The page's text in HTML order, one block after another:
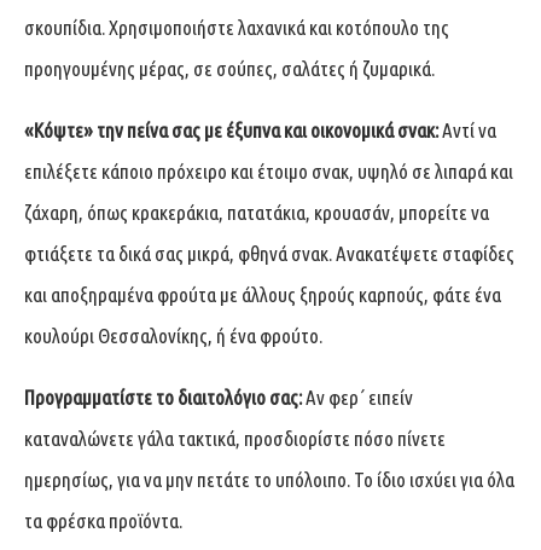
σκουπίδια. Χρησιμοποιήστε λαχανικά και κοτόπουλο της
προηγουμένης μέρας, σε σούπες, σαλάτες ή ζυμαρικά.
«Κόψτε» την πείνα σας με έξυπνα και οικονομικά σνακ:Αντί να
επιλέξετε κάποιο πρόχειρο και έτοιμο σνακ, υψηλό σε λιπαρά και
ζάχαρη, όπως κρακεράκια, πατατάκια, κρουασάν, μπορείτε να
φτιάξετε τα δικά σας μικρά, φθηνά σνακ. Ανακατέψετε σταφίδες
και αποξηραμένα φρούτα με άλλους ξηρούς καρπούς, φάτε ένα
κουλούρι Θεσσαλονίκης, ή ένα φρούτο.
Προγραμματίστε το διαιτολόγιο σας:Αν φερ΄ ειπείν
καταναλώνετε γάλα τακτικά, προσδιορίστε πόσο πίνετε
ημερησίως, για να μην πετάτε το υπόλοιπο. Το ίδιο ισχύει για όλα
τα φρέσκα προϊόντα.